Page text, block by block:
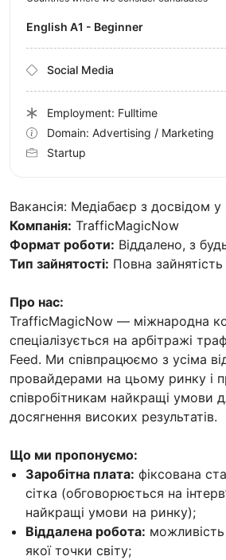
Вакансія: Медіабаєр з досвідом у
Компанія: TrafficMagicNow
Формат роботи: Віддалено, з
Тип зайнятості: Повна зайнятість
Про нас:
TrafficMagicNow — міжнародна
спеціалізується на арбітражі
Feed. Ми співпрацюємо з усіма
провайдерами на цьому ринку і
співробітникам найкращі умови
досягнення високих результатів.
Що ми пропонуємо:
Заробітна плата: фіксована
сітка (обговорюється на
найкращі умови на ринку);
Віддалена робота:
якої точки світу;
English A1 - Beginner
Social Media
Employment: Fulltime
Domain: Advertising / Marketing
Startup